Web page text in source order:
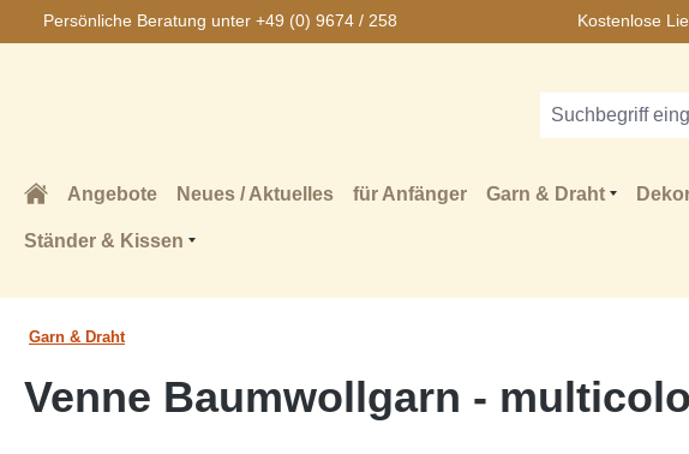
Zur Hauptnavigation springen
Persönliche Beratung unter +49 (0) 9674 / 258 Kostenlose
Angebote Neues / Aktuelles für Anfänger Garn & Draht
Ständer & Kissen
Garn & Draht
Venne Baumwollgarn -